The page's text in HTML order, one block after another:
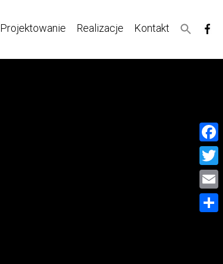
Projektowanie Realizacje Kontakt
Email